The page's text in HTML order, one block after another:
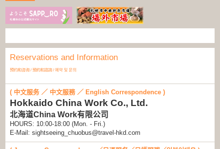
Reservations and Information
预约和咨询 / 預約和諮詢 / 예약 및 문의
( 中文服务 ／ 中文服務 ／ English Correspondence )
Hokkaido China Work Co., Ltd.
北海道China Work有限公司
HOURS: 10:00-18:00 (Mon. - Fri.)
E-Mail: sightseeing_chuobus@travel-hkd.com